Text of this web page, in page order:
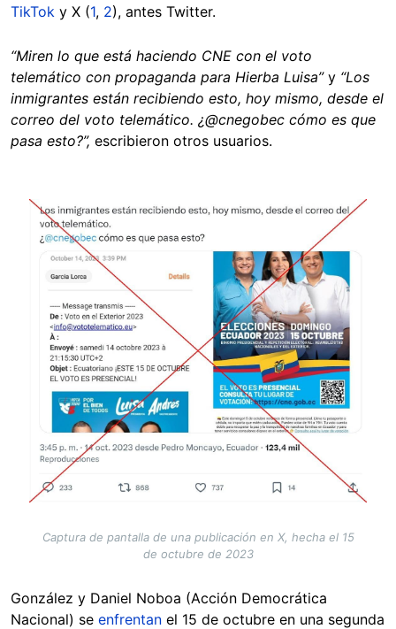
TikTok y X (1, 2), antes Twitter.
“Miren lo que está haciendo CNE con el voto
telemático con propaganda para Hierba Luisa” y “Los
inmigrantes están recibiendo esto, hoy mismo, desde el
correo del voto telemático. ¿@cnegobec cómo es que
pasa esto?”, escribieron otros usuarios.
Image
Captura de pantalla de una publicación en X, hecha el 15
de octubre de 2023
González y Daniel Noboa (Acción Democrática
Nacional) se enfrentan el 15 de octubre en una segunda